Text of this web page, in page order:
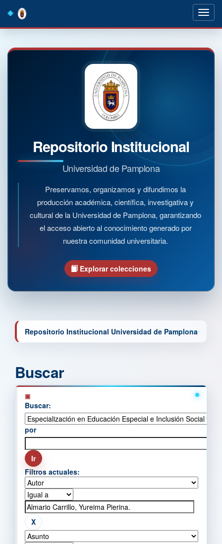
navigation
Repositorio Institucional
Universidad de Pamplona
Preservamos, organizamos y difundimos la
producción académica, científica, investigativa y
cultural de la Universidad de Pamplona, garantizando
el acceso abierto al conocimiento generado por
nuestra comunidad universitaria.
Explorar colecciones
Repositorio Institucional Universidad de Pamplona
Buscar
Buscar:
por
Filtros actuales: